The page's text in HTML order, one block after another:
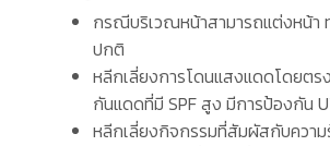
กรณีบริเวณหน้าสามารถแต่งหน้า
ปกติ
หลีกเลี่ยงการโดนแสงแดดโดยตร
กันแดดที่มี SPF สูง มีการป้องกัน
หลีกเลี่ยงกิจกรรมที่สัมผัสกับความ